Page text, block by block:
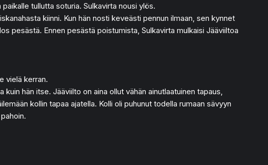
tullutta soturia. Sulkavirta nousi ylös.
kiinni. Kun hän nosti keveästi pennun ilmaan, sen kynnet
pesästä. Ennen pesästä poistumista, Sulkavirta mulkaisi Jääviiltoa
vielä kerran.
hän itse. Jääviilto on aina ollut vähän ainutlaatuinen tapaus,
kollin tapaa ajatella. Kolli oli puhunut todella rumaan sävyyn